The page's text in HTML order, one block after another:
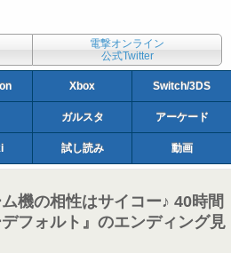
電撃オンライン
公式Twitter
Xbox Switch/3DS
ガルスタ アーケード
試し読み 動画
機の相性はサイコー♪ 40時間
フォルト』のエンディング見